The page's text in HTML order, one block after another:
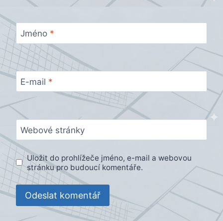
Jméno *
E-mail *
Webové stránky
Uložit do prohlížeče jméno, e-mail a webovou
stránku pro budoucí komentáře.